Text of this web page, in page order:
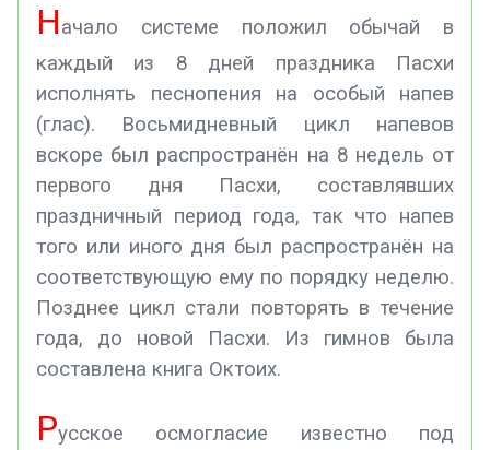
Начало системе положил обычай в
каждый из 8 дней праздника Пасхи
исполнять песнопения на особый напев
(глас). Восьмидневный цикл напевов
вскоре был распространён на 8 недель от
первого дня Пасхи, составлявших
праздничный период года, так что напев
того или иного дня был распространён на
соответствующую ему по порядку неделю.
Позднее цикл стали повторять в течение
года, до новой Пасхи. Из гимнов была
составлена книга Октоих.
Русское осмогласие известно под